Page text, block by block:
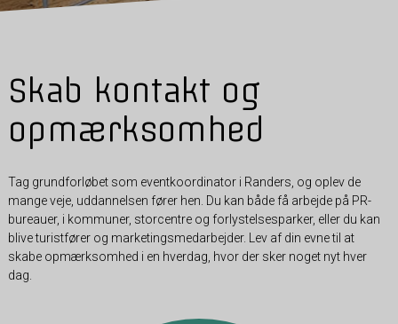
Skab kontakt og
opmærksomhed
Tag grundforløbet som eventkoordinator i Randers, og oplev de
mange veje, uddannelsen fører hen. Du kan både få arbejde på PR-
bureauer, i kommuner, storcentre og forlystelsesparker, eller du kan
blive turistfører og marketingsmedarbejder. Lev af din evne til at
skabe opmærksomhed i en hverdag, hvor der sker noget nyt hver
dag.